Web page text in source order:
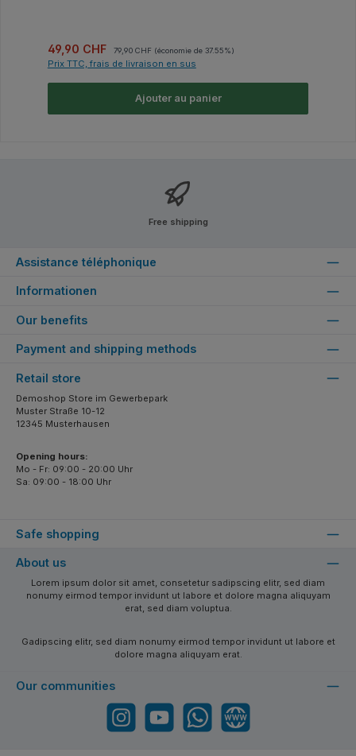
Prix de vente :
49,90 CHF 79,90 CHF (économie de 37.55%)
Prix TTC, frais de livraison en sus
Ajouter au panier
Free shipping
Assistance téléphonique
Informationen
Our benefits
Payment and shipping methods
Safe shopping
Retail store
Demoshop Store im Gewerbepark
Muster Straße 10-12
12345 Musterhausen
Opening hours:
Mo - Fr: 09:00 - 20:00 Uhr
Sa: 09:00 - 18:00 Uhr
About us
Lorem ipsum dolor sit amet, consetetur sadipscing elitr, sed diam
nonumy eirmod tempor invidunt ut labore et dolore magna aliquyam
erat, sed diam voluptua.
Gadipscing elitr, sed diam nonumy eirmod tempor invidunt ut labore et
dolore magna aliquyam erat.
Our communities
Instagram YouTube WhatsApp Website